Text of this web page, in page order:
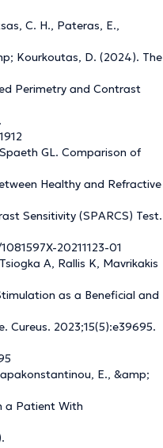
C. H., Pateras, E.,
Kourkoutas, D. (2024). The
Perimetry and Contrast
GL. Comparison of
Healthy and Refractive
Sensitivity (SPARCS) Test.
20211123-01
A, Rallis K, Mavrikakis
as a Beneficial and
Cureus. 2023;15(5):e39695.
E., &amp;
a Patient With